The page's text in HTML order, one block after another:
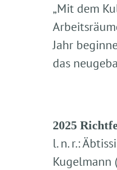
„Mit dem
Jahr
das
2025
l. n. r.:
Kugelmann